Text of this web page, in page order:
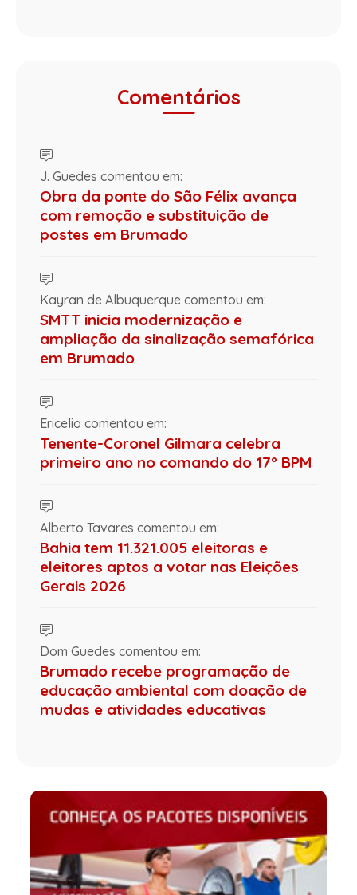
Comentários
J. Guedes comentou em:
Obra da ponte do São Félix avança
com remoção e substituição de
postes em Brumado
Kayran de Albuquerque comentou em:
SMTT inicia modernização e
ampliação da sinalização semafórica
em Brumado
Ericelio comentou em:
Tenente-Coronel Gilmara celebra
primeiro ano no comando do 17º BPM
Alberto Tavares comentou em:
Bahia tem 11.321.005 eleitoras e
eleitores aptos a votar nas Eleições
Gerais 2026
Dom Guedes comentou em:
Brumado recebe programação de
educação ambiental com doação de
mudas e atividades educativas